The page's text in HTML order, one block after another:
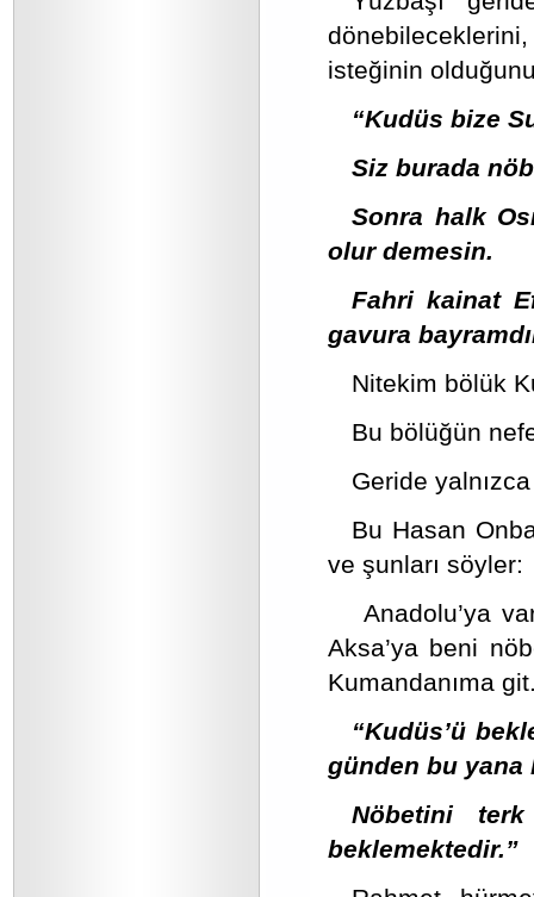
isteğinin
“Kudüs bize
Siz burada
Sonra halk
olur demesin.
Fahri kainat
gavura
Nitekim bölük
Bu bölüğün
Geride
Bu Hasan
ve şunları söyler:
Anadolu’ya
Aksa’ya beni
Kumandanıma
“Kudüs’ü
günden bu yana
Nöbetini terk
beklemektedir.”